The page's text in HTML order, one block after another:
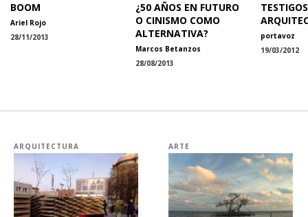
BOOM
Ariel Rojo
28/11/2013
¿50 AÑOS EN FUTURO
O CINISMO COMO
ALTERNATIVA?
Marcos Betanzos
28/08/2013
portavoz
19/03/2012
ARQUITECTURA ARTE